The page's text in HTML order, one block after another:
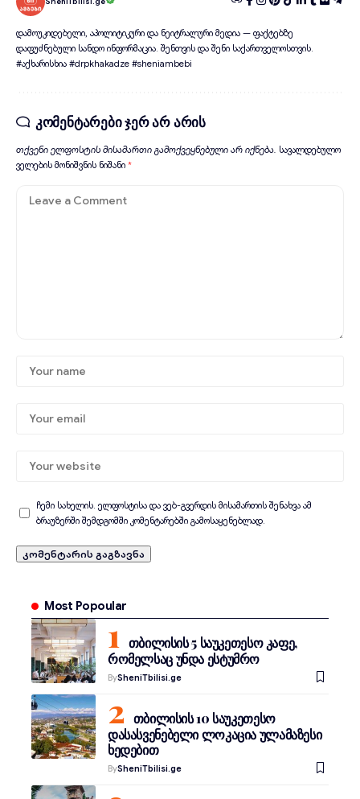
დამოუკიდებელი, აპოლიტიკური და ნეიტრალური მედია — ფაქტებზე
დაფუძნებული სანდო ინფორმაცია. შენთვის და შენი საქართველოსთვის.
#აქხარისხია #drpkhakadze #sheniambebi
კომენტარები ჯერ არ არის
თქვენი ელფოსტის მისამართი გამოქვეყნებული არ იქნება. სავალდებულო
ველების მონიშვნის ნიშანი *
ჩემი სახელის. ელფოსტისა და ვებ-გვერდის მისამართის შენახვა ამ
ბრაუზერში შემდგომში კომენტარებში გამოსაყენებლად.
Most Popoular
თბილისის 5 საუკეთესო კაფე,
რომელსაც უნდა ესტუმრო
BySheniTbilisi.ge
თბილისის 10 საუკეთესო
დასასვენებელი ლოკაცია ულამაზესი
ხედებით
BySheniTbilisi.ge